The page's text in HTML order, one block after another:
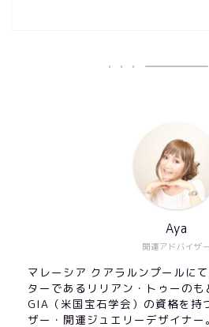
開運アドバイザー
Aya
マレーシア クアラルンプールに
ターであるリリアン・トゥーのも
GIA（米国宝石学会）の資格を持
ザー・開運ジュエリーデザイナー。